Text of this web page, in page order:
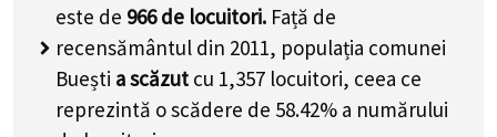
de966de locuitori.Față de recensământul din
2011, populația comunei Bueștia scăzutcu
1,357locuitori, ceea ce reprezintă o scădere de
58.42% a numărului de locuitori.